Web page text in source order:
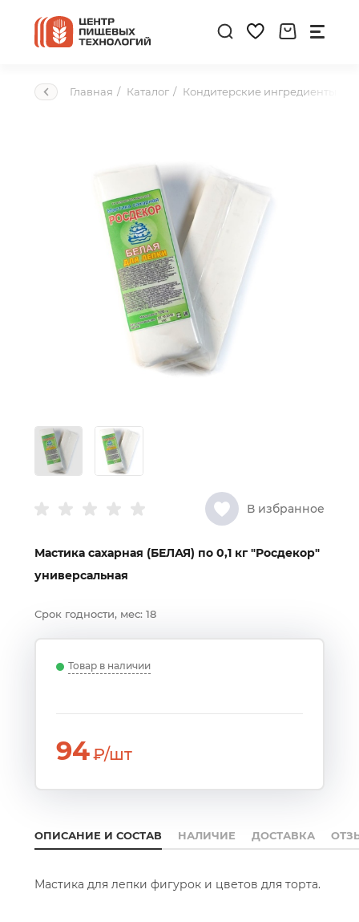
Главная Каталог Кондитерские ингредиенты
В избранное
Мастика сахарная (БЕЛАЯ) по 0,1 кг "Росдекор"
универсальная
Срок годности, мес: 18
Товар в наличии
94₽/шт
ОПИСАНИЕ И СОСТАВ НАЛИЧИЕ ДОСТАВКА
Мастика для лепки фигурок и цветов для торта.